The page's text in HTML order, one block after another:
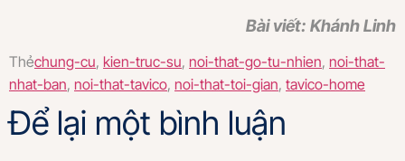
Bài viết: Khánh Linh
Thẻchung-cu, kien-truc-su, noi-that-go-tu-nhien, noi-that-
nhat-ban, noi-that-tavico, noi-that-toi-gian, tavico-home
Để lại một bình luận